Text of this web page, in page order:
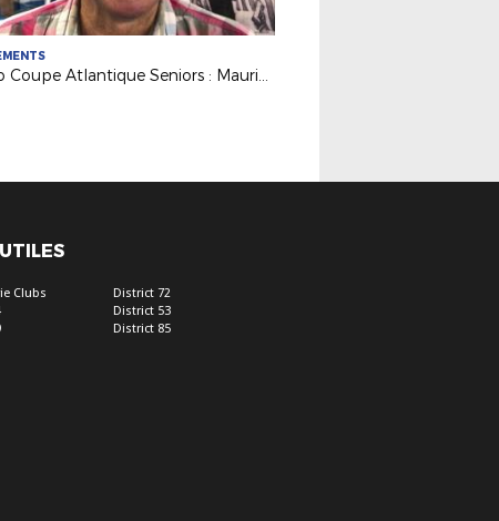
Rétro Coupe Atlantique Seniors : Maurice Clément (FC Nantes), 1er capitaine à soulever le trophée en 1968
Clubs
District 72
District 53
District 85